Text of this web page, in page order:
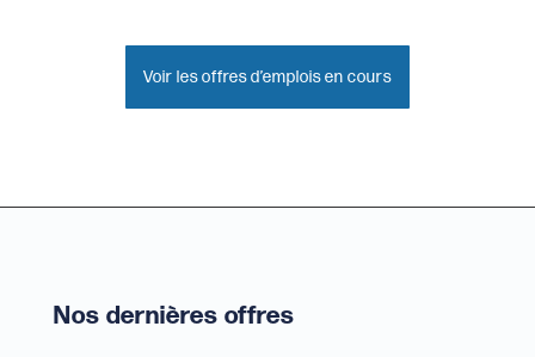
Voir les offres d’emplois en cours
Nos dernières offres